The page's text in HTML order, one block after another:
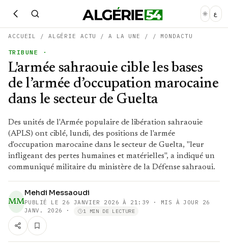
ع
ACCUEIL / ALGÉRIE ACTU /A LA UNE / / MONDACTU
TRIBUNE ·
L'armée sahraouie cible les bases
de l’armée d’occupation marocaine
dans le secteur de Guelta
Des unités de l'Armée populaire de libération sahraouie
(APLS) ont ciblé, lundi, des positions de l'armée
d'occupation marocaine dans le secteur de Guelta, "leur
infligeant des pertes humaines et matérielles", a indiqué un
communiqué militaire du ministère de la Défense sahraoui.
MM
Mehdi Messaoudi
PUBLIÉ LE 26 JANVIER 2026 À 21:39
· MIS À JOUR 26
JANV. 2026
· 1 MIN DE LECTURE